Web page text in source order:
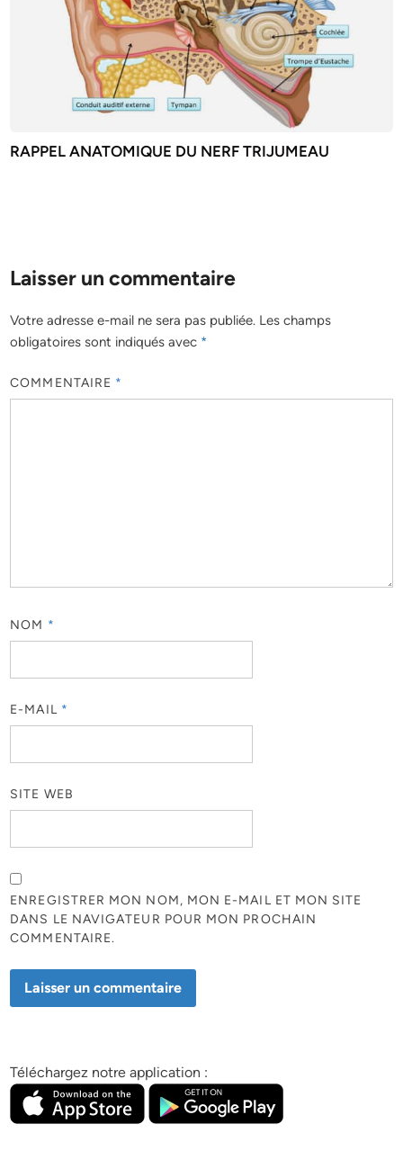
RAPPEL ANATOMIQUE DU NERF TRIJUMEAU
Laisser un commentaire
Votre adresse e-mail ne sera pas publiée. Les champs
obligatoires sont indiqués avec *
COMMENTAIRE *
NOM *
E-MAIL *
SITE WEB
ENREGISTRER MON NOM, MON E-MAIL ET MON SITE
DANS LE NAVIGATEUR POUR MON PROCHAIN
COMMENTAIRE.
Téléchargez notre application :